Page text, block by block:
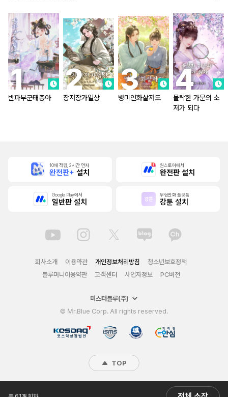
반파부군태총아 장저장가일상 병미인화살저도
몰락한 가문의 소
저가 되다
10배 적립, 2시간 먼저
완전판+ 설치
원스토어에서
완전판 설치
Google Play에서
일반판 설치
무협만화 플랫폼
강툰 설치
회사소개 이용약관 개인정보처리방침
청소년보호정책
블루머니이용약관
고객센터 사업자정보 PC버전
미스터블루(주)
© Mr.Blue Corp. All rights reserved.
TOP